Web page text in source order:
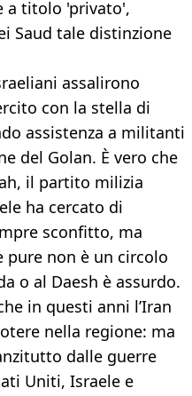
a titolo 'privato',
Saud tale distinzione
assalirono
con la stella di
assistenza a militanti
del Golan. È vero che
il partito milizia
ha cercato di
sconfitto, ma
pure non è un circolo
o al Daesh è assurdo.
in questi anni l’Iran
nella regione: ma
dalle guerre
Uniti, Israele e